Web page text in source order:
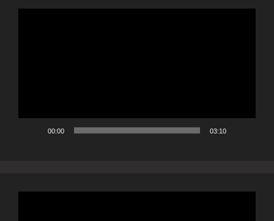
00:00 03:10